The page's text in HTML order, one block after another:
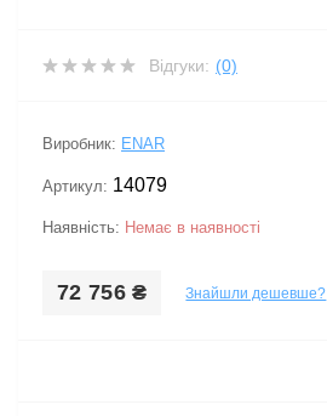
Відгуки: (0)
Виробник: ENAR
Артикул: 14079
Наявність: Немає в наявності
72 756 ₴ Знайшли дешевше?